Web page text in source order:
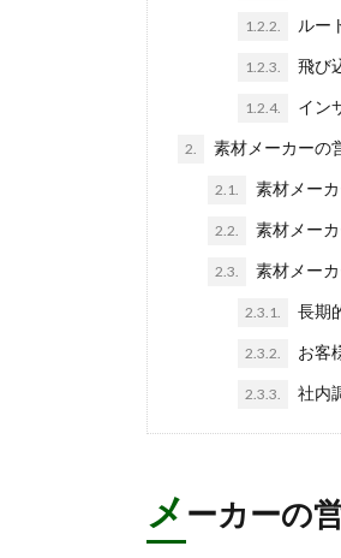
1.2.2. ルー
1.2.3. 飛び
1.2.4. イン
2. 素材メーカーの
2.1. 素材メー
2.2. 素材メー
2.3. 素材メー
2.3.1. 長期
2.3.2. お客
2.3.3. 社内
メ ーカーの